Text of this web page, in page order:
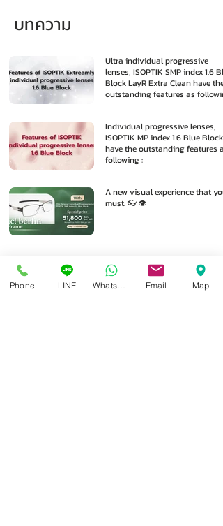
บทความ
Ultra individual progressive
lenses, ISOPTIK SMP index 1.6
Block LayR Extra Clean have the
outstanding features as
Individual progressive lenses,
ISOPTIK MP index 1.6 Blue Block
have the outstanding features as
following :
A new visual experience that you
must. 👓👁️
/
Phone LINE Email Map